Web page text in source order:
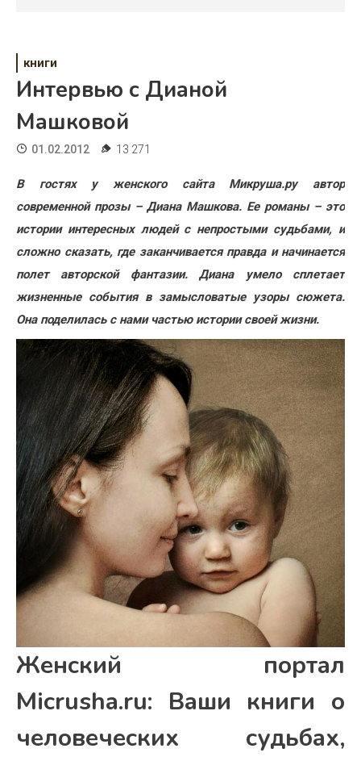
Жизнь
Хобби
Красота
Недвижимость
книги
Интервью с Дианой
Машковой
01.02.2012 13 271
В гостях у женского сайта Микруша.ру автор
современной прозы – Диана Машкова. Ее романы – это
истории интересных людей с непростыми судьбами, и
сложно сказать, где заканчивается правда и начинается
полет авторской фантазии. Диана умело сплетает
жизненные события в замысловатые узоры сюжета.
Она поделилась с нами частью истории своей жизни.
Женский портал
Micrusha.ru: Ваши книги о
человеческих судьбах,